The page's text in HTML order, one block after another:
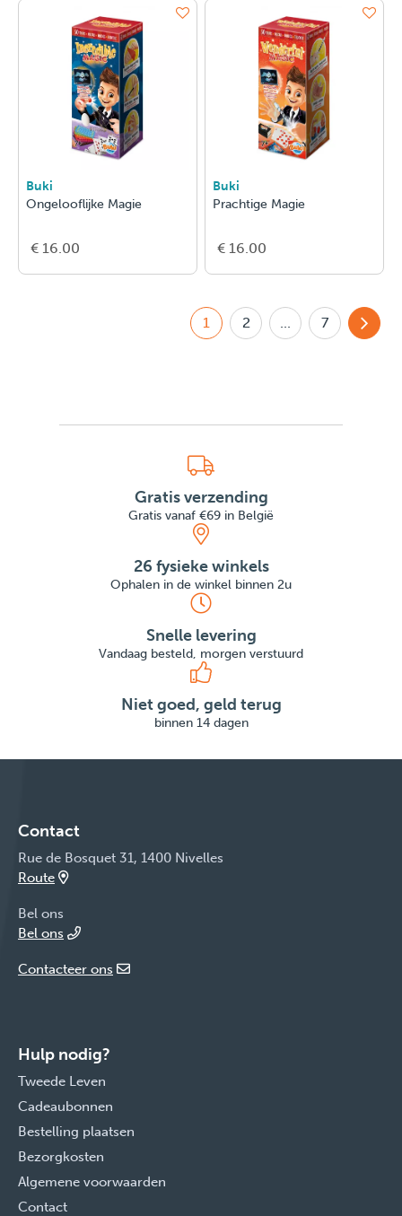
Buki
Ongelooflijke Magie
€ 16.00
Buki
Prachtige Magie
€ 16.00
1 2 ... 7
Gratis verzending
Gratis vanaf €69 in België
26 fysieke winkels
Ophalen in de winkel binnen 2u
Snelle levering
Vandaag besteld, morgen verstuurd
Niet goed, geld terug
binnen 14 dagen
Contact
Rue de Bosquet 31, 1400 Nivelles
Route
Bel ons
Bel ons
Contacteer ons
Hulp nodig?
Tweede Leven
Cadeaubonnen
Bestelling plaatsen
Bezorgkosten
Algemene voorwaarden
Contact